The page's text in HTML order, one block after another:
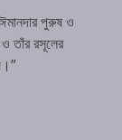
পুরুষ ও
ও তাঁর রসূলের